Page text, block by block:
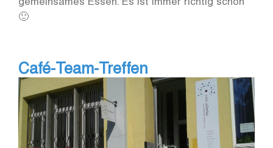
gemeinsames Essen. Es ist immer richtig schön
🙂
Café-Team-Treffen